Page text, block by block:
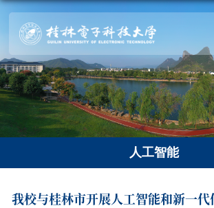
人工智能
我校与桂林市开展人工智能和新一